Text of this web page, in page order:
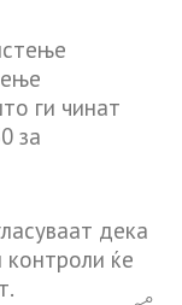
ги чинат
за
дека
контроли ќе